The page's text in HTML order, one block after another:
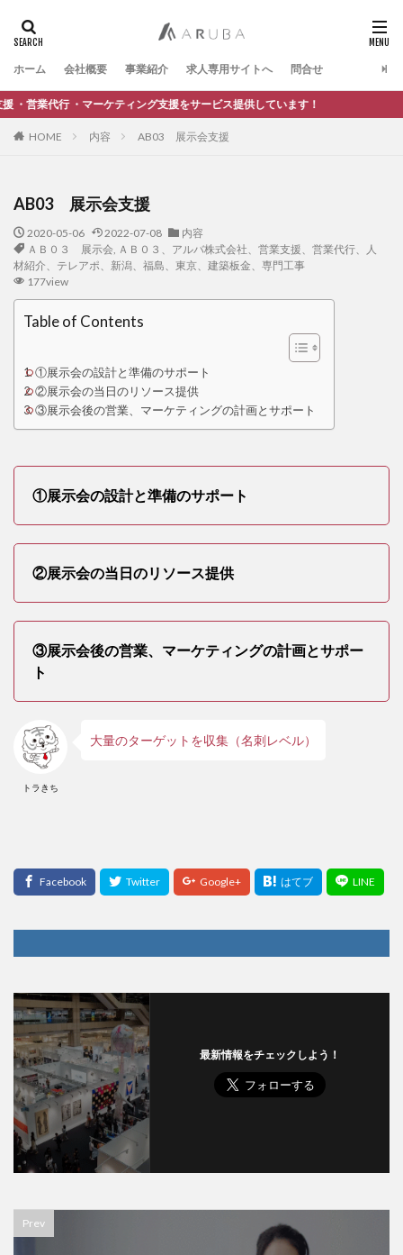
ホーム 会社概要 事業紹介 求人専用サイトへ 問合せ
・マーケティング支援をサービス提供しています！
HOME 内容 AB03 展示会支援
AB03 展示会支援
2020-05-06 2022-07-08
内容
ＡＢ０３ 展示会, ＡＢ０３、アルバ株式会社、営業支援、営業代行、人
材紹介、テレアポ、新潟、福島、東京、建築板金、専門工事
177view
Table of Contents
①展示会の設計と準備のサポート
②展示会の当日のリソース提供
③展示会後の営業、マーケティングの計画とサポート
①展示会の設計と準備のサポート
②展示会の当日のリソース提供
③展示会後の営業、マーケティングの計画とサポー
ト
トラきち
大量のターゲットを収集（名刺レベル）
最新情報をチェックしよう！
Prev